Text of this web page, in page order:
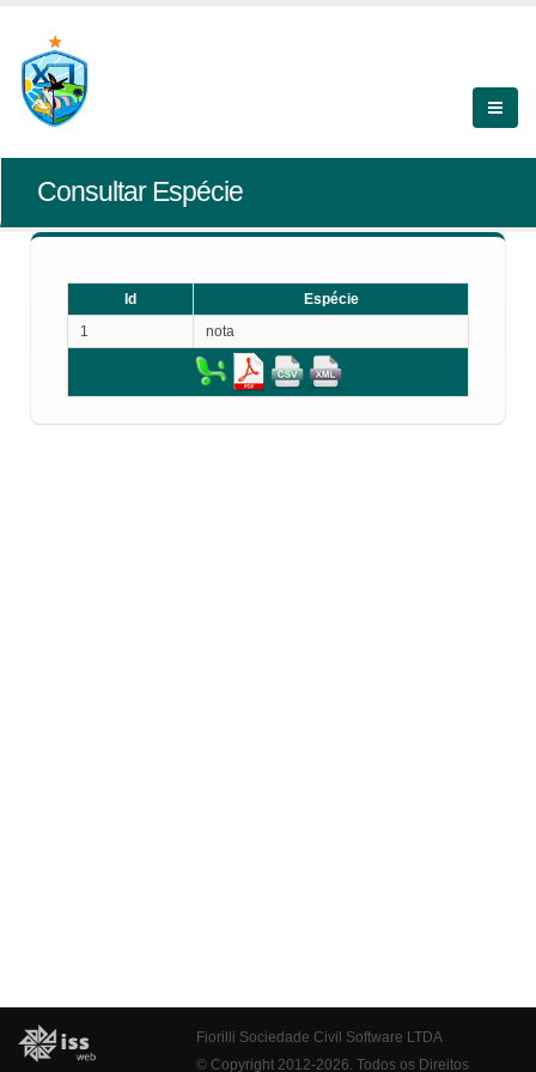
Consultar Espécie
Id
Espécie
1
nota
Fiorilli Sociedade Civil Software LTDA
© Copyright 2012-2026. Todos os Direitos